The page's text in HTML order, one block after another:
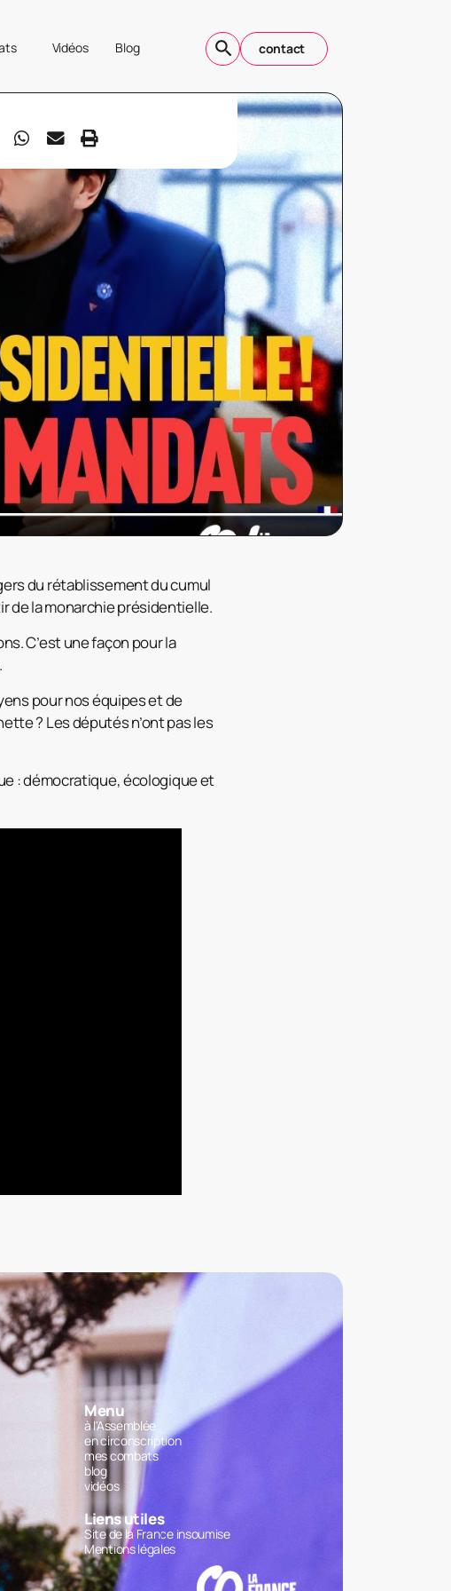
Vidéos Blog contact
du rétablissement du cumul
de la monarchie présidentielle.
C’est une façon pour la
pour nos équipes et de
? Les députés n’ont pas les
: démocratique, écologique et
Menu
à l'Assemblée
en circonscription
mes combats
blog
vidéos
Liens utiles
Site de la France insoumise
Mentions légales